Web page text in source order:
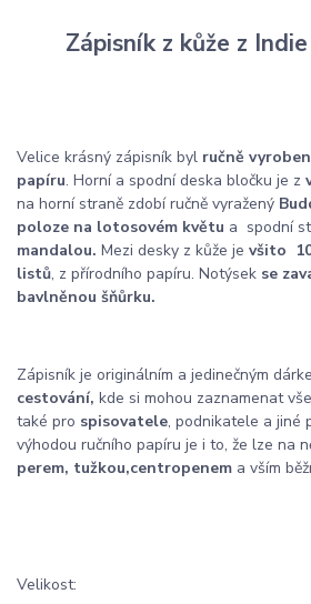
Zápisník z kůže z
Velice krásný zápisník byl ručně
papíru. Horní a spodní deska bločku je z
na horní straně zdobí ručně vyražený
poloze na lotosovém květu a spodní
mandalou. Mezi desky z kůže je všito
listů, z přírodního papíru. Notýsek se
bavlněnou šňůrku.
Zápisník je originálním a jedinečným
cestování, kde si mohou zaznamenat
také pro spisovatele, podnikatele a jiné
výhodou ručního papíru je i to, že lze na
perem, tužkou,centropenem a vším
Velikost: